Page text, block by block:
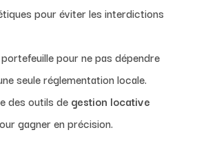
pour éviter les interdictions
pour ne pas dépendre
seule réglementation locale.
des outils de gestion locative
gagner en précision.